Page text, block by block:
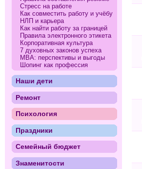
Стресс на работе
Как совместить работу и учёбу
НЛП и карьера
Как найти работу за границей
Правила электронного этикета
Корпоративная культура
7 духовных законов успеха
МВА: перспективы и выгоды
Шопинг как профессия
Наши дети
Ремонт
Психология
Праздники
Семейный бюджет
Знаменитости